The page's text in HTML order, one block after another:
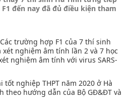
đến nay đã đủ điều kiện tham
trường hợp F1 của 7 thí sinh
nghiệm âm tính lần 2 và 7 học
nghiệm âm tính với virus SARS-
tốt nghiệp THPT năm 2020 ở Hà
theo hướng dẫn của Bộ GĐ&ĐT và